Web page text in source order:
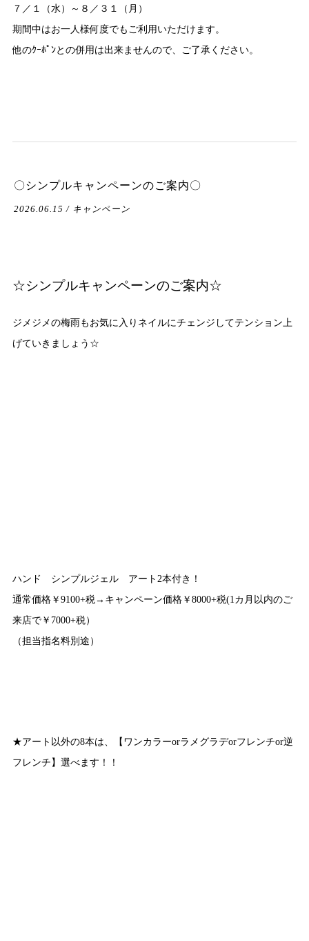
７／１（水）～８／３１（月）
期間中はお一人様何度でもご利用いただけます。
他のｸｰﾎﾟﾝとの併用は出来ませんので、ご了承ください。
〇シンプルキャンペーンのご案内〇
2026.06.15 / キャンペーン
☆シンプルキャンペーンのご案内☆
ジメジメの梅雨もお気に入りネイルにチェンジしてテンション上
げていきましょう☆
ハンド シンプルジェル アート2本付き！
通常価格￥9100+税→キャンペーン価格￥8000+税(1カ月以内のご
来店で￥7000+税）
（担当指名料別途）
★アート以外の8本は、【ワンカラーorラメグラデorフレンチor逆
フレンチ】選べます！！